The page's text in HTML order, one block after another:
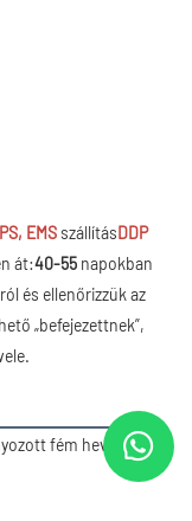
EMS szállításDDP
át:40-55 napokban
és ellenőrizzük az
„befejezettnek”,